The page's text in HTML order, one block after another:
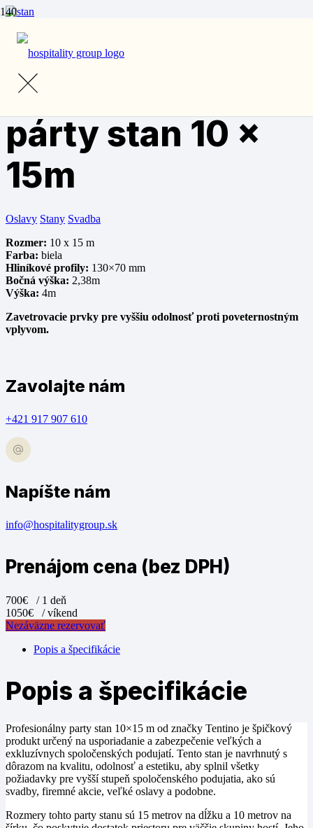
stan 10 x 15m
Veľkokapacitný
párty stan 10 x
15m
Oslavy Stany Svadba
Rozmer: 10 x 15 m
Farba: biela
Hliníkové profily: 130×70 mm
Bočná výška: 2,38m
Výška: 4m
Zavetrovacie prvky pre vyššiu odolnosť proti poveternostným
vplyvom.
Zavolajte nám
+421 917 907 610
Napíšte nám
info@hospitalitygroup.sk
Prenájom cena (bez DPH)
700€ / 1 deň
1050€ / víkend
Nezáväzne rezervovať
Popis a špecifikácie
Popis a špecifikácie
Profesionálny party stan 10×15 m od značky Tentino je špičkový
produkt určený na usporiadanie a zabezpečenie veľkých a
exkluzívnych spoločenských podujatí. Tento stan je navrhnutý s
dôrazom na kvalitu, odolnosť a estetiku, aby splnil všetky
požiadavky pre vyšší stupeň spoločenského podujatia, ako sú
svadby, firemné akcie, veľké oslavy a podobne.
Rozmery tohto party stanu sú 15 metrov na dĺžku a 10 metrov na